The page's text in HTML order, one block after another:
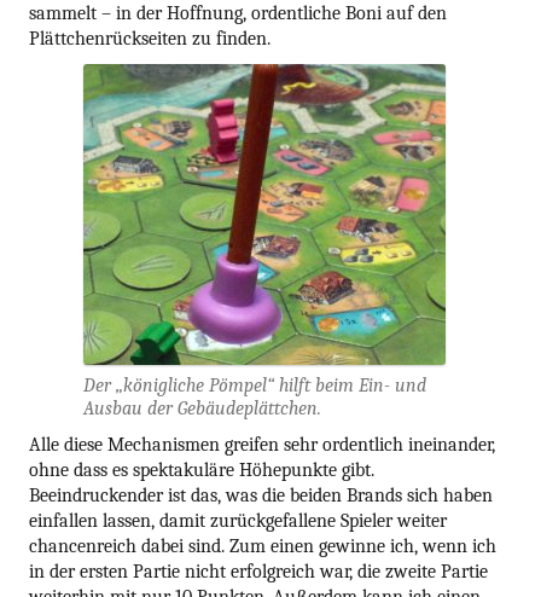
sammelt – in der Hoffnung, ordentliche Boni auf den
Plättchenrückseiten zu finden.
Der „königliche Pömpel“ hilft beim Ein- und
Ausbau der Gebäudeplättchen.
Alle diese Mechanismen greifen sehr ordentlich ineinander,
ohne dass es spektakuläre Höhepunkte gibt.
Beeindruckender ist das, was die beiden Brands sich haben
einfallen lassen, damit zurückgefallene Spieler weiter
chancenreich dabei sind. Zum einen gewinne ich, wenn ich
in der ersten Partie nicht erfolgreich war, die zweite Partie